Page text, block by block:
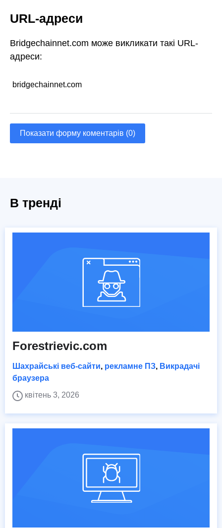
URL-адреси
Bridgechainnet.com може викликати такі URL-
адреси:
bridgechainnet.com
Показати форму коментарів (0)
В тренді
Forestrievic.com
Шахрайські веб-сайти, рекламне ПЗ, Викрадачі
браузера
квітень 3, 2026